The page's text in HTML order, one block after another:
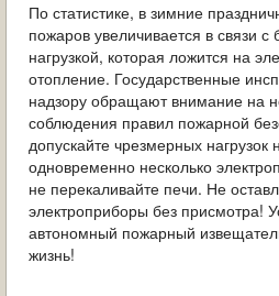
По статистике, в зимние
пожаров увеличивается в связи
нагрузкой, которая ложится на
отопление. Государственные
надзору обращают внимание на
соблюдения правил пожарной
допускайте чрезмерных нагрузок
одновременно несколько
не перекаливайте печи. Не
электроприборы без присмотра!
автономный пожарный
жизнь!